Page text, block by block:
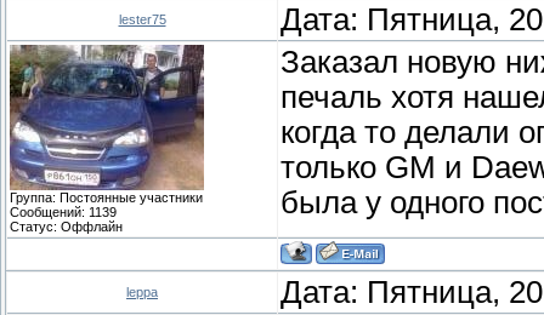
lester75 Дата: Пятница,
Группа: Постоянные участники
Сообщений: 1139
Статус: Оффлайн
Заказал новую
печаль хотя
когда то делали
только GM и
была у одного
leppa Дата: Пятница,